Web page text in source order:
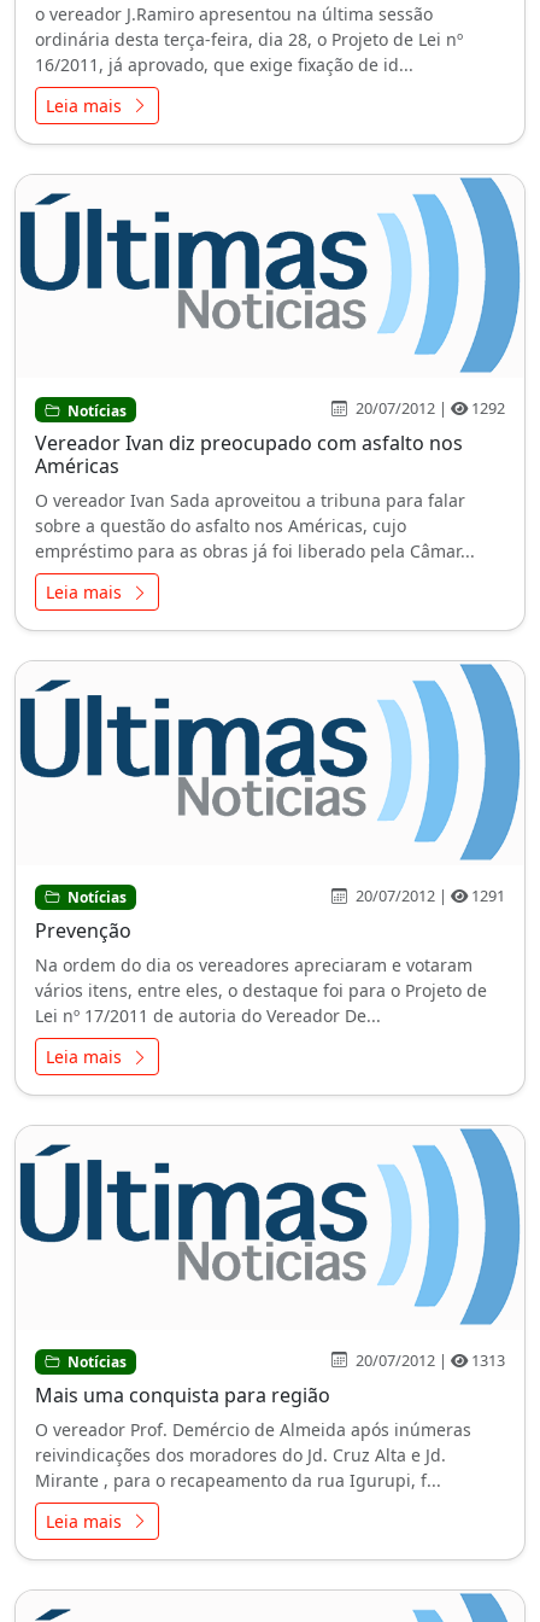
o vereador J.Ramiro apresentou na última sessão
ordinária desta terça-feira, dia 28, o Projeto de Lei nº
16/2011, já aprovado, que exige fixação de id...
Leia mais
Notícias 20/07/2012 | 1292
Vereador Ivan diz preocupado com asfalto nos
Américas
O vereador Ivan Sada aproveitou a tribuna para falar
sobre a questão do asfalto nos Américas, cujo
empréstimo para as obras já foi liberado pela Câmar...
Leia mais
Notícias 20/07/2012 | 1291
Prevenção
Na ordem do dia os vereadores apreciaram e votaram
vários itens, entre eles, o destaque foi para o Projeto de
Lei nº 17/2011 de autoria do Vereador De...
Leia mais
Notícias 20/07/2012 | 1313
Mais uma conquista para região
O vereador Prof. Demércio de Almeida após inúmeras
reivindicações dos moradores do Jd. Cruz Alta e Jd.
Mirante , para o recapeamento da rua Igurupi, f...
Leia mais